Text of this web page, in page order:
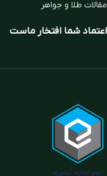
مقالات طلا و جواهر
اعتماد شما افتخار ماست